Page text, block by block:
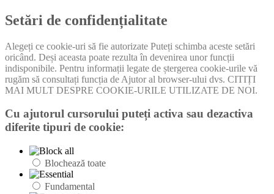
Setări de confidențialitate
Alegeți ce cookie-uri să fie autorizate Puteți schimba aceste setări
oricând. Deși aceasta poate rezulta în devenirea unor funcții
indisponibile. Pentru informații legate de ștergerea cookie-urile vă
rugăm să consultați funcția de Ajutor al browser-ului dvs. CITIȚI
MAI MULT DESPRE COOKIE-URILE UTILIZATE DE NOI.
Cu ajutorul cursorului puteți activa sau dezactiva
diferite tipuri de cookie:
Blochează toate
Fundamental